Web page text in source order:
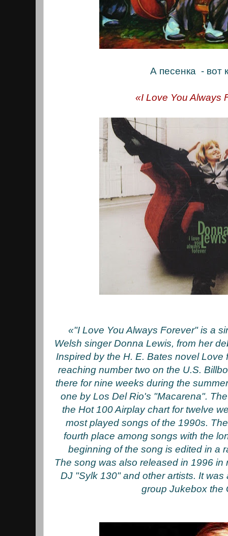
А песенка - вот
«I Love You Always
«"I Love You Always Forever" is a
Welsh singer Donna Lewis, from her
Inspired by the H. E. Bates novel
reaching number two on the U.S.
there for nine weeks during the
one by Los Del Rio's "Macarena".
the Hot 100 Airplay chart for twelve
most played songs of the 1990s.
fourth place among songs with the
beginning of the song is edited in a
The song was also released in 1996
DJ "Sylk 130" and other artists. It
group Jukebox the